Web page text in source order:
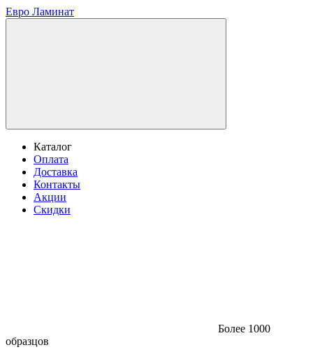
Евро Ламинат
Каталог
Оплата
Доставка
Контакты
Акции
Скидки
Более 1000
образцов